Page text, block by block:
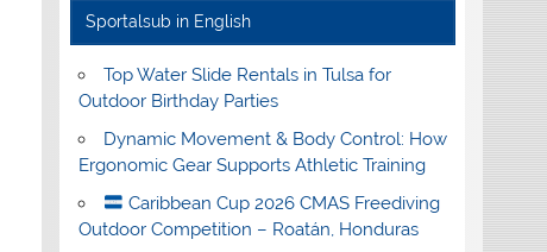
Sportalsub in English
Top Water Slide Rentals in Tulsa for
Outdoor Birthday Parties
Dynamic Movement & Body Control: How
Ergonomic Gear Supports Athletic Training
Caribbean Cup 2026 CMAS Freediving
Outdoor Competition – Roatán, Honduras